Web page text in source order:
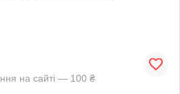
на сайті — 100 ₴